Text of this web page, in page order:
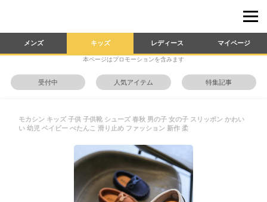
メンズ キッズ レディース マイページ
本ページはプロモーションを含みます
受付中 人気アイテム 特集記事
モカシン キッズ 子供 子供靴 シューズ 春秋 男の子 女の子 スリッポン かわい
い 幼児 ベイビー ぺたんこ 滑り止め ファッション 新作 柔